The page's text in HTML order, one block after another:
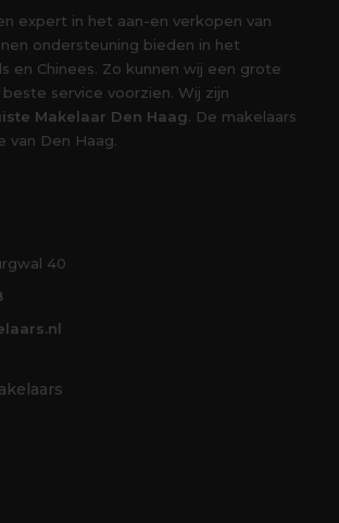
expert in het aan-en verkopen van
ondersteuning bieden in het
en Chinees. Zo kunnen wij een grote
service voorzien. Wij zijn
Makelaar Den Haag. De makelaars
van Den Haag.
40